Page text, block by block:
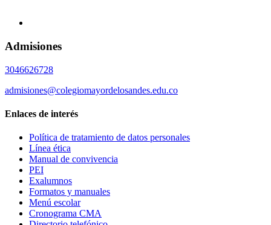
Admisiones
3046626728
admisiones@colegiomayordelosandes.edu.co
Enlaces de interés
Política de tratamiento de datos personales
Línea ética
Manual de convivencia
PEI
Exalumnos
Formatos y manuales
Menú escolar
Cronograma CMA